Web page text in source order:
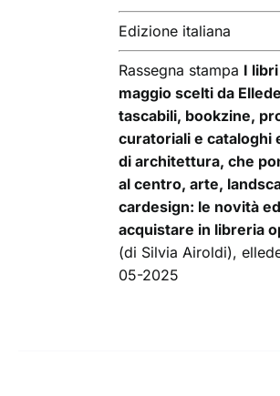
Edizione italiana
Rassegna stampa I
maggio scelti da
tascabili, bookzine,
curatoriali e cataloghi
di architettura, che
al centro, arte,
cardesign: le novità
acquistare in libreria
(di Silvia Airoldi),
05-2025